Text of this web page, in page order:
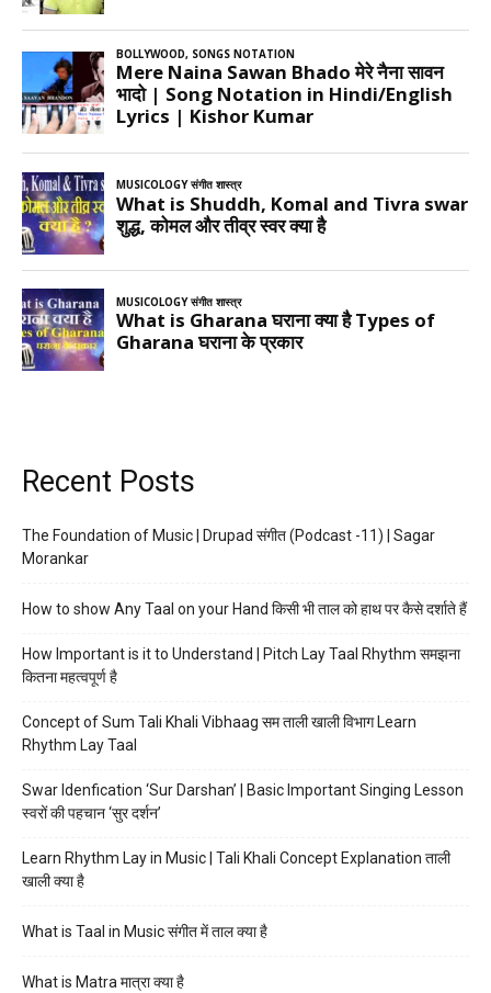
Recent Posts
The Foundation of Music | Drupad संगीत (Podcast -11) | Sagar
Morankar
How to show Any Taal on your Hand किसी भी ताल को हाथ पर कैसे दर्शाते हैं
How Important is it to Understand | Pitch Lay Taal Rhythm समझना
कितना महत्वपूर्ण है
Concept of Sum Tali Khali Vibhaag सम ताली खाली विभाग Learn
Rhythm Lay Taal
Swar Idenfication ‘Sur Darshan’ | Basic Important Singing Lesson
स्वरों की पहचान ‘सुर दर्शन’
Learn Rhythm Lay in Music | Tali Khali Concept Explanation ताली
खाली क्या है
What is Taal in Music संगीत में ताल क्या है
What is Matra मात्रा क्या है